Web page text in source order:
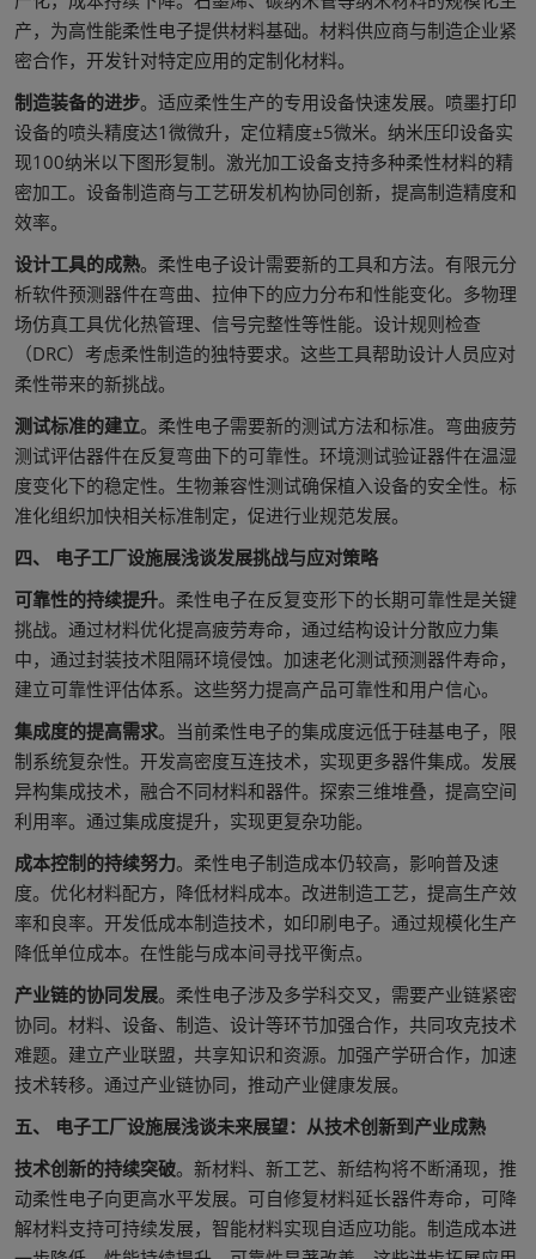
产，为高性能柔性电子提供材料基础。材料供应商与制造企业紧
密合作，开发针对特定应用的定制化材料。
制造装备的进步。适应柔性生产的专用设备快速发展。喷墨打印
设备的喷头精度达1微微升，定位精度±5微米。纳米压印设备实
现100纳米以下图形复制。激光加工设备支持多种柔性材料的精
密加工。设备制造商与工艺研发机构协同创新，提高制造精度和
效率。
设计工具的成熟。柔性电子设计需要新的工具和方法。有限元分
析软件预测器件在弯曲、拉伸下的应力分布和性能变化。多物理
场仿真工具优化热管理、信号完整性等性能。设计规则检查
（DRC）考虑柔性制造的独特要求。这些工具帮助设计人员应对
柔性带来的新挑战。
测试标准的建立。柔性电子需要新的测试方法和标准。弯曲疲劳
测试评估器件在反复弯曲下的可靠性。环境测试验证器件在温湿
度变化下的稳定性。生物兼容性测试确保植入设备的安全性。标
准化组织加快相关标准制定，促进行业规范发展。
四、 电子工厂设施展浅谈发展挑战与应对策略
可靠性的持续提升。柔性电子在反复变形下的长期可靠性是关键
挑战。通过材料优化提高疲劳寿命，通过结构设计分散应力集
中，通过封装技术阻隔环境侵蚀。加速老化测试预测器件寿命，
建立可靠性评估体系。这些努力提高产品可靠性和用户信心。
集成度的提高需求。当前柔性电子的集成度远低于硅基电子，限
制系统复杂性。开发高密度互连技术，实现更多器件集成。发展
异构集成技术，融合不同材料和器件。探索三维堆叠，提高空间
利用率。通过集成度提升，实现更复杂功能。
成本控制的持续努力。柔性电子制造成本仍较高，影响普及速
度。优化材料配方，降低材料成本。改进制造工艺，提高生产效
率和良率。开发低成本制造技术，如印刷电子。通过规模化生产
降低单位成本。在性能与成本间寻找平衡点。
产业链的协同发展。柔性电子涉及多学科交叉，需要产业链紧密
协同。材料、设备、制造、设计等环节加强合作，共同攻克技术
难题。建立产业联盟，共享知识和资源。加强产学研合作，加速
技术转移。通过产业链协同，推动产业健康发展。
五、 电子工厂设施展浅谈未来展望：从技术创新到产业成熟
技术创新的持续突破。新材料、新工艺、新结构将不断涌现，推
动柔性电子向更高水平发展。可自修复材料延长器件寿命，可降
解材料支持可持续发展，智能材料实现自适应功能。制造成本进